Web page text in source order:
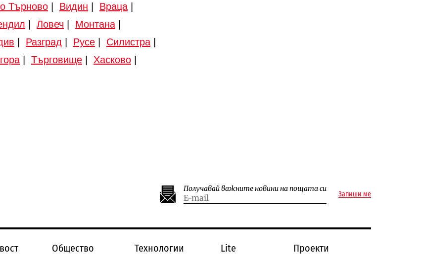
Търново Видин Враца
Ловеч Монтана
Разград Русе Силистра
Търговище Хасково
Получавай важните новини на пощата си
Запиши ме
Общество Технологии Lite Проекти